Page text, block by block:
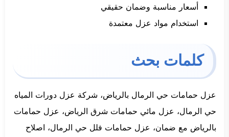
أسعار مناسبة وضمان حقيقي
استخدام مواد عزل معتمدة
كلمات بحث
عزل حمامات حي الرمال بالرياض، شركة عزل دورات المياه
حي الرمال، عزل مائي حمامات شرق الرياض، عزل حمامات
بالرياض مع ضمان، عزل حمامات فلل حي الرمال، اصلاح